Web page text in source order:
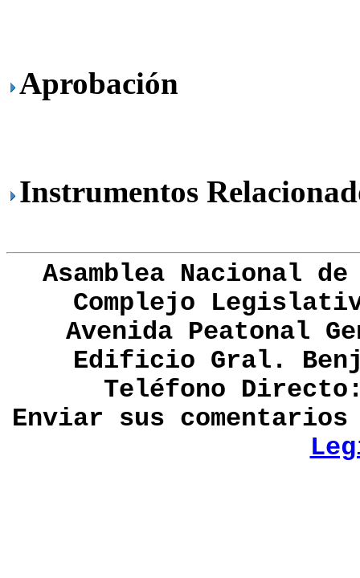
Aprobación
Instrumentos
Asamblea Nacional
Complejo
Avenida Peatonal
Edificio Gral.
Teléfono
Enviar sus